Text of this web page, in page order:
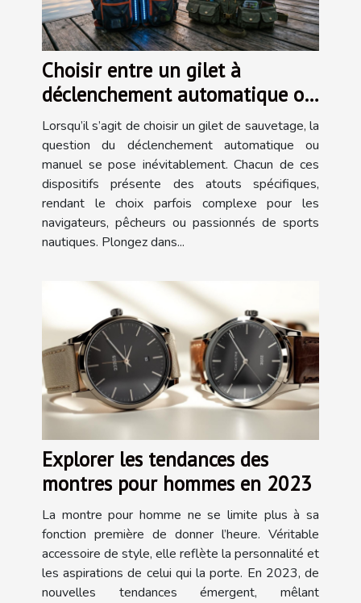
Choisir entre un gilet à
déclenchement automatique ou
manuel
Lorsqu’il s’agit de choisir un gilet de sauvetage, la
question du déclenchement automatique ou
manuel se pose inévitablement. Chacun de ces
dispositifs présente des atouts spécifiques,
rendant le choix parfois complexe pour les
navigateurs, pêcheurs ou passionnés de sports
nautiques. Plongez dans...
Explorer les tendances des
montres pour hommes en 2023
La montre pour homme ne se limite plus à sa
fonction première de donner l’heure. Véritable
accessoire de style, elle reflète la personnalité et
les aspirations de celui qui la porte. En 2023, de
nouvelles tendances émergent, mêlant